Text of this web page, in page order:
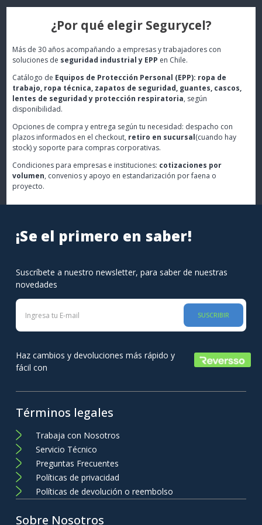
¿Por qué elegir Segurycel?
Más de 30 años acompañando a empresas y trabajadores con
soluciones de seguridad industrial y EPP en Chile.
Catálogo de Equipos de Protección Personal (EPP): ropa de
trabajo, ropa técnica, zapatos de seguridad, guantes, cascos,
lentes de seguridad y protección respiratoria, según
disponibilidad.
Opciones de compra y entrega según tu necesidad: despacho con
plazos informados en el checkout, retiro en sucursal(cuando hay
stock) y soporte para compras corporativas.
Condiciones para empresas e instituciones: cotizaciones por
volumen, convenios y apoyo en estandarización por faena o
proyecto.
¡Se el primero en saber!
Suscríbete a nuestro newsletter, para saber de nuestras
novedades
SUSCRIBIR
Haz cambios y devoluciones más rápido y
fácil con
Términos legales
Trabaja con Nosotros
Servicio Técnico
Preguntas Frecuentes
Políticas de privacidad
Políticas de devolución o reembolso
Sobre Nosotros